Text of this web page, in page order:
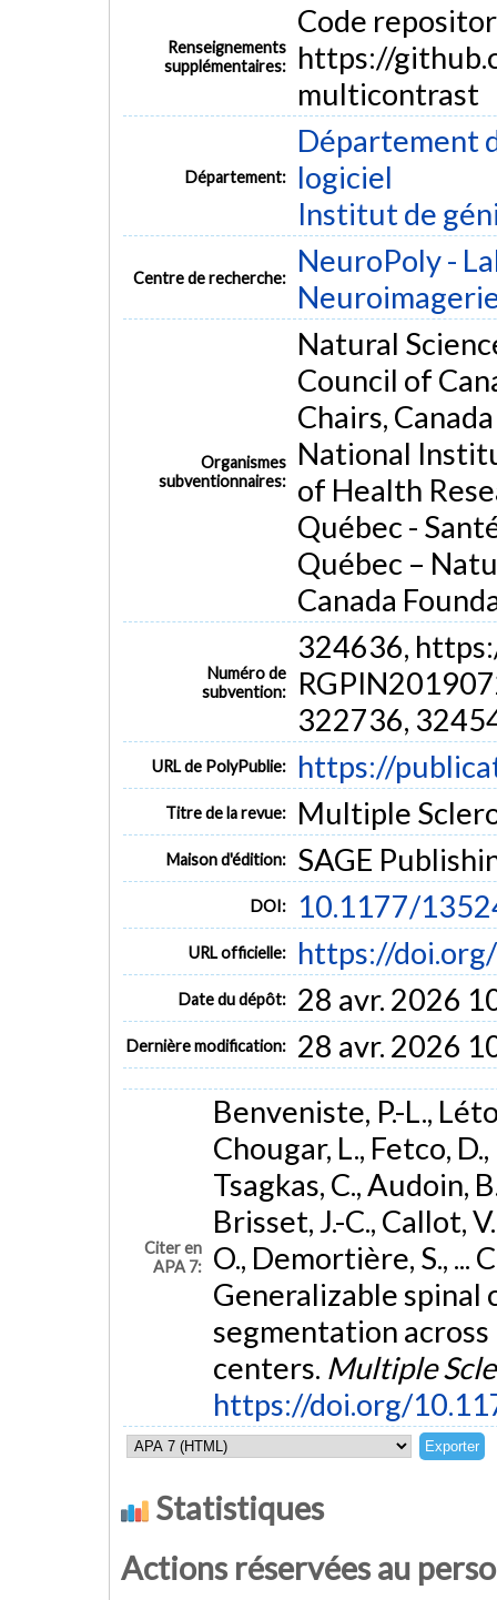
Renseignements
supplémentaires:
Code
https://
multicontrast
Département:
Département
logiciel
Institut de
Centre de recherche:
NeuroPoly -
Organismes
subventionnaires:
Natural
Council of
Chairs,
National
of Health
Québec -
Québec –
Canada
Numéro de
subvention:
324636,
322736,
URL de PolyPublie: https://
Titre de la revue: Multiple
Maison d'édition: SAGE
DOI: 10.1177/
URL officielle: https://
Date du dépôt: 28 avr. 2026
Dernière modification: 28 avr. 2026
Citer en
APA 7:
Benveniste, P.-L.,
Chougar, L., Fetco,
Tsagkas, C., Audoin,
Brisset, J.-C., Callot,
O., Demortière, S., ...
Generalizable spinal
segmentation
centers. Multiple
https://doi.org/
Statistiques
Actions réservées au